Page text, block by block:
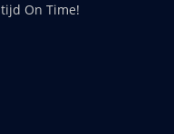
On Time!